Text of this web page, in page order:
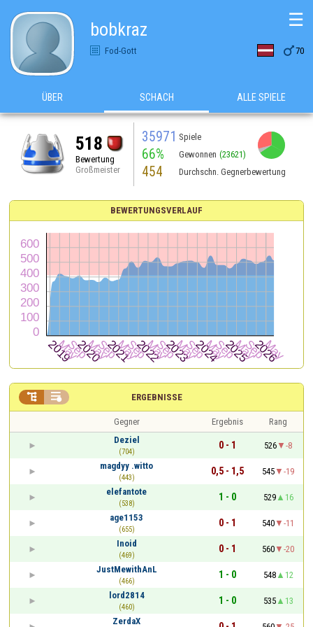
bobkraz
Fod-Gott 70
☰
ÜBER SCHACH ALLE SPIELE
518
Bewertung
Großmeister
35971 Spiele
66% Gewonnen (23621)
454 Durchschn. Gegnerbewertung
BEWERTUNGSVERLAUF
ERGEBNISSE
 
Gegner Ergebnis
Rang
Deziel
(704)
0 - 1 526
-8
magdyy .witto
(443)
0,5 - 1,5 545
-19
elefantote
(538)
1 - 0 529
16
age1153
(655)
0 - 1 540
-11
Inoid
(469)
0 - 1 560
-20
JustMewithAnL
(466)
1 - 0 548
12
lord2814
(460)
1 - 0 535
13
ZerdaX